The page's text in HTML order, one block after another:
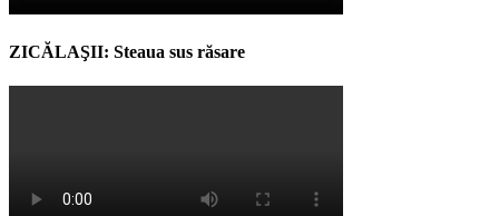
ZICĂLAŞII: Steaua sus răsare